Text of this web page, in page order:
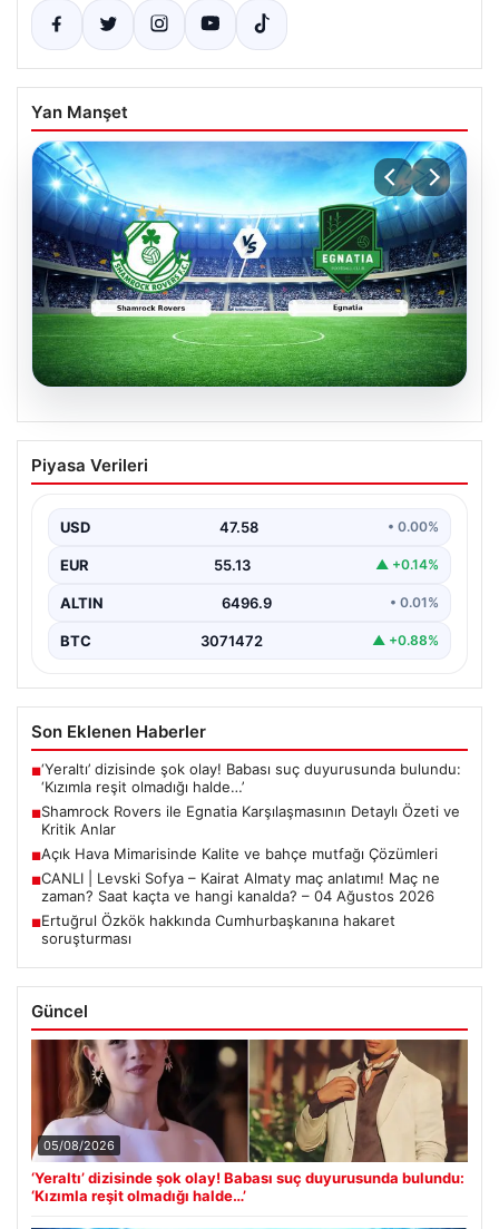
Yan Manşet
Shamrock Rovers ile Egnatia
Karşılaşmasının Detaylı Özeti ve Kritik
İrlanda temsilcisi Shamrock Rovers, Avrupa kupaları
bir…
Piyasa Verileri
USD 47.58 • 0.00%
EUR 55.13 ▲ +0.14%
ALTIN 6496.9 • 0.01%
BTC 3071472 ▲ +0.88%
Son Eklenen Haberler
■‘Yeraltı’ dizisinde şok olay! Babası suç duyurusunda bulundu:
‘Kızımla reşit olmadığı halde…’
■Shamrock Rovers ile Egnatia Karşılaşmasının Detaylı Özeti ve
Kritik Anlar
■Açık Hava Mimarisinde Kalite ve bahçe mutfağı Çözümleri
■CANLI | Levski Sofya – Kairat Almaty maç anlatımı! Maç ne
zaman? Saat kaçta ve hangi kanalda? – 04 Ağustos 2026
■Ertuğrul Özkök hakkında Cumhurbaşkanına hakaret
soruşturması
Güncel
05/08/2026
‘Yeraltı’ dizisinde şok olay! Babası suç duyurusunda bulundu:
‘Kızımla reşit olmadığı halde…’